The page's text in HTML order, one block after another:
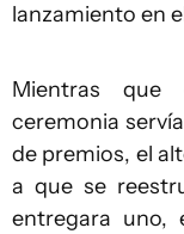
lanzamiento en
Mientras
ceremonia
de premios, el
a que se
entregara uno,